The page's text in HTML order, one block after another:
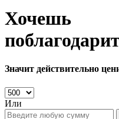
Хочешь
Значит действительно
Или